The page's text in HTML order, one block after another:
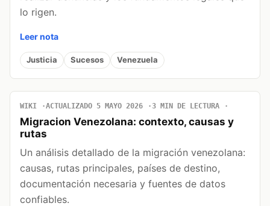
lo rigen.
Leer nota
Justicia Sucesos Venezuela
WIKI ACTUALIZADO 5 MAYO 2026 3 MIN DE LECTURA
Migracion Venezolana: contexto, causas y
rutas
Un análisis detallado de la migración venezolana:
causas, rutas principales, países de destino,
documentación necesaria y fuentes de datos
confiables.